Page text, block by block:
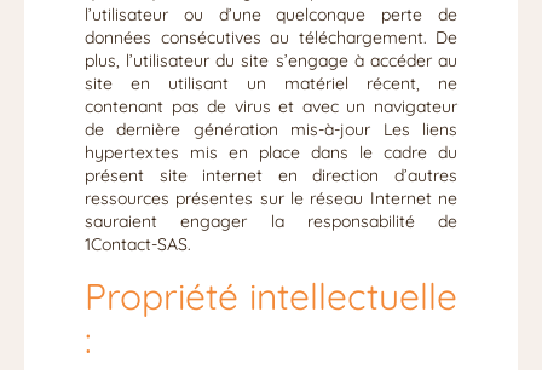
l’utilisateur ou d’une quelconque perte de
données consécutives au téléchargement. De
plus, l’utilisateur du site s’engage à accéder au
site en utilisant un matériel récent, ne
contenant pas de virus et avec un navigateur
de dernière génération mis-à-jour Les liens
hypertextes mis en place dans le cadre du
présent site internet en direction d’autres
ressources présentes sur le réseau Internet ne
sauraient engager la responsabilité de
1Contact-SAS.
Propriété intellectuelle
: